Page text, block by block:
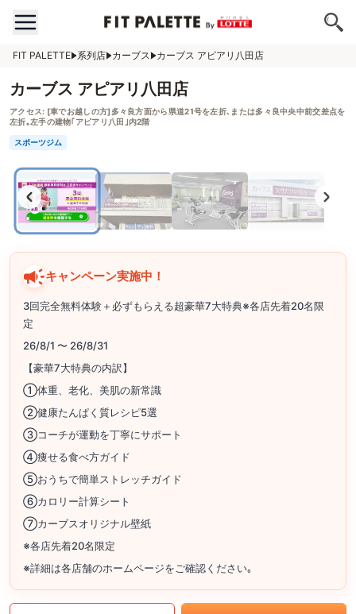
FIT PALETTE 系列店 カーブス カーブス アピアリ八田店
カーブス アピアリ八田店
アクセス: [車でお越しの方]多々良方面から県道21号を左折､または多々良中央中前交差点を
左折｡左手の建物｢アピアリ八田｣内2階
スポーツジム
キャンペーン実施中！
3回完全無料体験＋必ずもらえる超豪華7大特典※各店先着20名限
定
26/8/1 〜 26/8/31
【豪華7大特典の内訳】
①体重、老化、美肌の新常識
②健康たんぱく質レシピ5選
③コーチが運動を丁寧にサポート
④痩せる食べ方ガイド
⑤おうちで簡単ストレッチガイド
⑥カロリー計算シート
⑦カーブスオリジナル壁紙
※各店先着20名限定
※詳細は各店舗のホームページをご確認ください｡